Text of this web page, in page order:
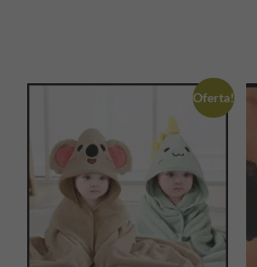
Oferta!